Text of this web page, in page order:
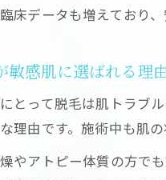
床データも増えており
敏感肌に選ばれる理
とって脱毛は肌トラブ
理由です。施術中も肌
やアトピー体質の方で